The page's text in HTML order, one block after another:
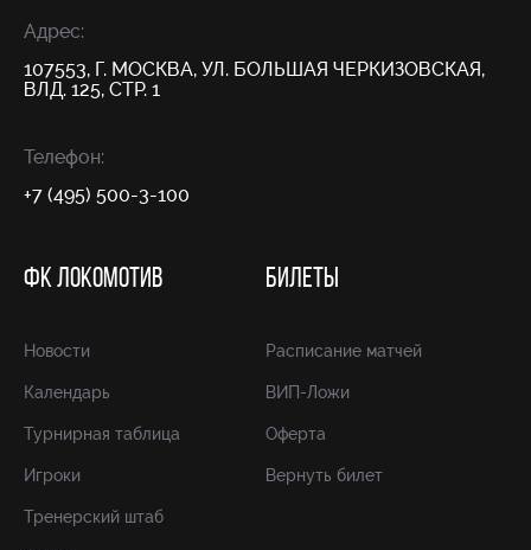
Адрес:
107553, Г. МОСКВА, УЛ. БОЛЬШАЯ ЧЕРКИЗОВСКАЯ,
ВЛД. 125, СТР. 1
Телефон:
+7 (495) 500-3-100
ФК ЛОКОМОТИВ
Новости
Календарь
Турнирная таблица
Игроки
Тренерский штаб
БИЛЕТЫ
Расписание матчей
ВИП-Ложи
Оферта
Вернуть билет